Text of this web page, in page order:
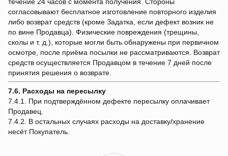
течение 24 часов с момента получения. Стороны
согласовывают бесплатное изготовление повторного изделия
либо возврат средств (кроме Задатка, если дефект возник не
по вине Продавца). Физические повреждения (трещины,
сколы и т. д.), которые могли быть обнаружены при первичном
осмотре, после приёма посылки не рассматриваются. Возврат
средств осуществляется Продавцом в течение 7 дней после
принятия решения о возврате.
7.6. Расходы на пересылку
7.4.1. При подтверждённом дефекте пересылку оплачивает
Продавец.
7.4.2. В остальных случаях расходы на доставку/хранение
несёт Покупатель.